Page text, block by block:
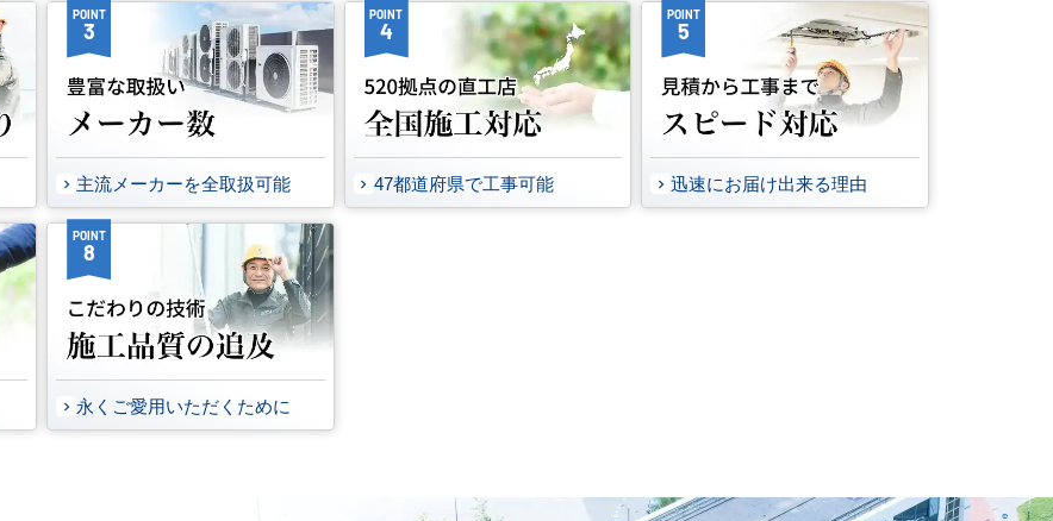
POINT
3
主流メーカーを全取扱可能
POINT
4
47都道府県で工事可能
POINT
5
迅速にお届け出来る理由
POINT
8
永くご愛用いただくために